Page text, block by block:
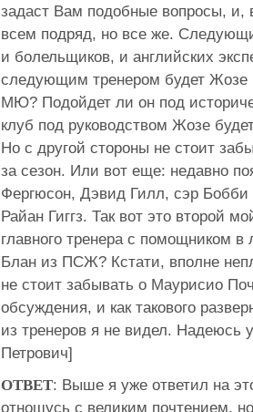
задаст Вам подобные вопросы, и,
всем подряд, но все же.
и болельщиков, и английских
следующим тренером будет Жозе
МЮ? Подойдет ли он под
клуб под руководством Жозе
Но с другой стороны не стоит
за сезон. Или вот еще: недавно
Фергюсон, Дэвид Гилл, сэр Бобби
Райан Гиггз. Так вот это второй
главного тренера с помощником
Блан из ПСЖ? Кстати, вполне
не стоит забывать о Маурисио
обсуждения, и как такового
из тренеров я не видел. Надеюсь
Петрович]
ОТВЕТ: Выше я уже ответил на
отношусь с великим почтением,